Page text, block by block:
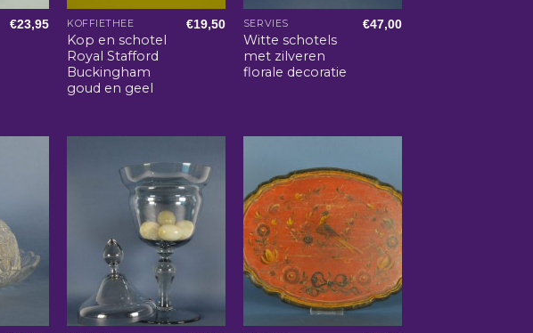
€23,95 KOFFIETHEE
Kop en schotel
Royal Stafford
Buckingham
goud en geel
€19,50 SERVIES
Witte schotels
met zilveren
florale decoratie
€47,00